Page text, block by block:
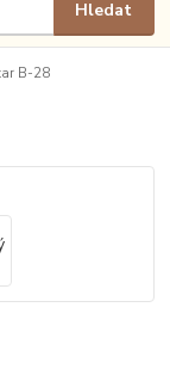
Hledat
B-28